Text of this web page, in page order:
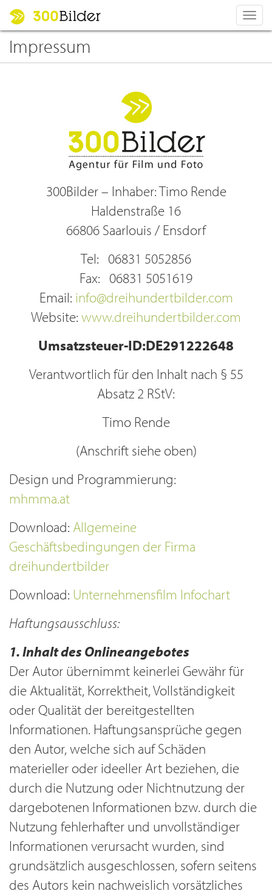
Impressum
300Bilder – Inhaber: Timo Rende
Haldenstraße 16
66806 Saarlouis / Ensdorf
Tel: 06831 5052856
Fax: 06831 5051619
Email: info@dreihundertbilder.com
Website: www.dreihundertbilder.com
Umsatzsteuer-ID:DE291222648
Verantwortlich für den Inhalt nach § 55
Absatz 2 RStV:
Timo Rende
(Anschrift siehe oben)
Design und Programmierung:
mhmma.at
Download: Allgemeine
Geschäftsbedingungen der Firma
dreihundertbilder
Download: Unternehmensfilm Infochart
Haftungsausschluss:
1. Inhalt des Onlineangebotes
Der Autor übernimmt keinerlei Gewähr für
die Aktualität, Korrektheit, Vollständigkeit
oder Qualität der bereitgestellten
Informationen. Haftungsansprüche gegen
den Autor, welche sich auf Schäden
materieller oder ideeller Art beziehen, die
durch die Nutzung oder Nichtnutzung der
dargebotenen Informationen bzw. durch die
Nutzung fehlerhafter und unvollständiger
Informationen verursacht wurden, sind
grundsätzlich ausgeschlossen, sofern seitens
des Autors kein nachweislich vorsätzliches